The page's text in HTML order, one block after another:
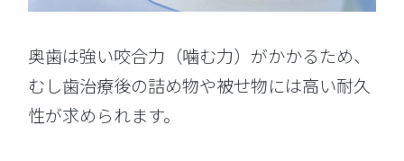
奥歯は強い咬合力（噛む力）がかかるため、
むし歯治療後の詰め物や被せ物には高い耐久
性が求められます。